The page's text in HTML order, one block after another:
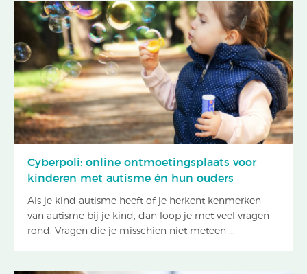
Cyberpoli: online ontmoetingsplaats voor
kinderen met autisme én hun ouders
Als je kind autisme heeft of je herkent kenmerken
van autisme bij je kind, dan loop je met veel vragen
rond. Vragen die je misschien niet meteen ...